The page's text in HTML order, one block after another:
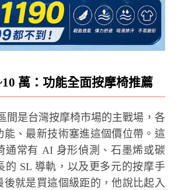
萬：功能全面按摩椅推薦
間是台灣按摩椅市場的主戰場，各
能、最新技術塞進這個價位帶。這
通常有 AI 身形偵測、石墨烯或碳
的 SL 導軌，以及更多元的按摩手
後就是買這個級距的，他說比起入